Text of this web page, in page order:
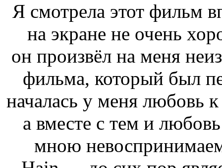
Я смотрела этот фильм
на экране не очень
он произвёл на меня
фильма, который был
началась у меня любовь
а вместе с тем и
мною